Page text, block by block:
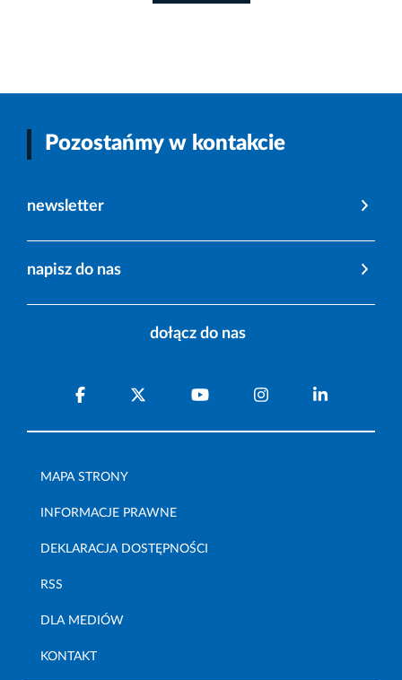
Pozostańmy w kontakcie
newsletter
napisz do nas
dołącz do nas
MAPA STRONY
INFORMACJE PRAWNE
DEKLARACJA DOSTĘPNOŚCI
RSS
DLA MEDIÓW
KONTAKT